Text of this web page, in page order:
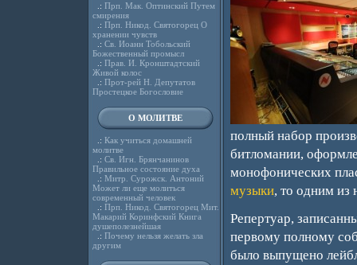
.: Прп. Мак. Оптинский Путем
смирения
.: Прп. Никод. Святогорец О
хранении чувств
.: Св. Иоанн Тобольский
Божественный промысл
.: Прав. И. Кронштадтский
Живой колос
.: Прот-рей Н. Депутатов
Простецкое Богословие
О МОЛИТВЕ
.: Как учиться домашней
молитве
.: Св. Игн. Брянчанинов
Правильное состояние духа
.: Митр. Сурожск. Антоний
Может ли еще молиться
современный человек
.: Прп. Никод. Святогорец Мит.
Макарий Коринфский Книга
душеполезнейшая
.: Почему нельзя желать зла
другим
полный набор
битломании,
монофонических
музыки, то одним из
Репертуар,
первому полному
было выпущено